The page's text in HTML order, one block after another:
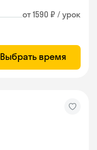
от 1590 ₽ / урок
Выбрать время